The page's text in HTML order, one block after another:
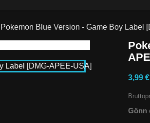
Pokemon Blue Version - Game Boy Label
3,99 €
Gönn